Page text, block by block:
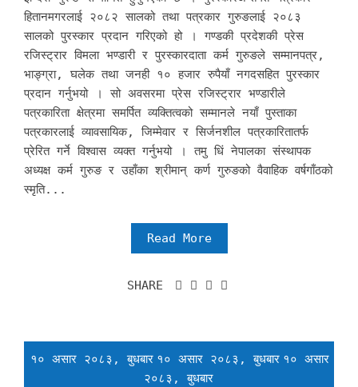
हितानमगरलाई २०८२ सालको तथा पत्रकार गुरुङलाई २०८३
सालको पुरस्कार प्रदान गरिएको हो । गण्डकी प्रदेशकी प्रेस
रजिस्ट्रार विमला भण्डारी र पुरस्कारदाता कर्म गुरुङले सम्मानपत्र,
भाङ्ग्रा, घलेक तथा जनही १० हजार रुपैयाँ नगदसहित पुरस्कार
प्रदान गर्नुभयो । सो अवसरमा प्रेस रजिस्ट्रार भण्डारीले
पत्रकारिता क्षेत्रमा समर्पित व्यक्तित्वको सम्मानले नयाँ पुस्ताका
पत्रकारलाई व्यावसायिक, जिम्मेवार र सिर्जनशील पत्रकारितातर्फ
प्रेरित गर्ने विश्वास व्यक्त गर्नुभयो । तमु धिं नेपालका संस्थापक
अध्यक्ष कर्म गुरुङ र उहाँका श्रीमान् कर्ण गुरुङको वैवाहिक वर्षगाँठको
स्मृति...
Read More
SHARE
१० असार २०८३, बुधबार १० असार २०८३, बुधबार १० असार
२०८३, बुधबार